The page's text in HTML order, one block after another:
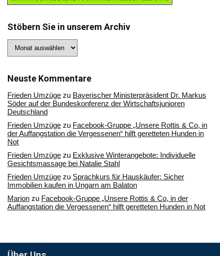
Stöbern Sie in unserem Archiv
Sie
Archiv
Neuste Kommentare
Frieden Umzüge zu Bayerischer Ministerpräsident Dr. Markus
Söder auf der Bundeskonferenz der Wirtschaftsjunioren
Deutschland
Frieden Umzüge zu Facebook-Gruppe „Unsere Rottis & Co, in
der Auffangstation die Vergessenen“ hilft geretteten Hunden in
Not
Frieden Umzüge zu Exklusive Winterangebote: Individuelle
Gesichtsmassage bei Natalie Stahl
Frieden Umzüge zu Sprachkurs für Hauskäufer: Sicher
Immobilien kaufen in Ungarn am Balaton
Marion zu Facebook-Gruppe „Unsere Rottis & Co, in der
Auffangstation die Vergessenen“ hilft geretteten Hunden in Not